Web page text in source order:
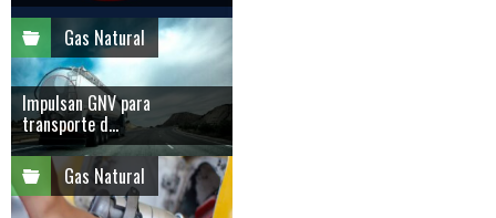
Gas Natural
Impulsan GNV para
transporte d...
Gas Natural